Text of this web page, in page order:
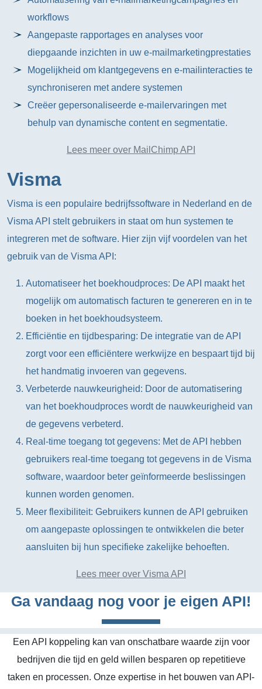
workflows
Aangepaste rapportages en analyses voor
diepgaande inzichten in uw e-mailmarketingprestaties
Mogelijkheid om klantgegevens en e-mailinteracties te
synchroniseren met andere systemen
Creëer gepersonaliseerde e-mailervaringen met
behulp van dynamische content en segmentatie.
Lees meer over MailChimp API
Visma
Visma is een populaire bedrijfssoftware in Nederland en de
Visma API stelt gebruikers in staat om hun systemen te
integreren met de software. Hier zijn vijf voordelen van het
gebruik van de Visma API:
Automatiseer het boekhoudproces: De API maakt het
mogelijk om automatisch facturen te genereren en in te
boeken in het boekhoudsysteem.
Efficiëntie en tijdbesparing: De integratie van de API
zorgt voor een efficiëntere werkwijze en bespaart tijd bij
het handmatig invoeren van gegevens.
Verbeterde nauwkeurigheid: Door de automatisering
van het boekhoudproces wordt de nauwkeurigheid van
de gegevens verbeterd.
Real-time toegang tot gegevens: Met de API hebben
gebruikers real-time toegang tot gegevens in de Visma
software, waardoor beter geïnformeerde beslissingen
kunnen worden genomen.
Meer flexibiliteit: Gebruikers kunnen de API gebruiken
om aangepaste oplossingen te ontwikkelen die beter
aansluiten bij hun specifieke zakelijke behoeften.
Lees meer over Visma API
Ga vandaag nog voor je eigen API!
Een API koppeling kan van onschatbare waarde zijn voor
bedrijven die tijd en geld willen besparen op repetitieve
taken en processen. Onze expertise in het bouwen van API-